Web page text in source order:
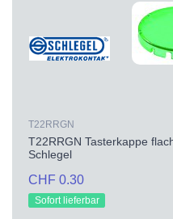
T22RRGN
T22RRGN Tasterkappe
Schlegel
CHF 0.30
Sofort lieferbar